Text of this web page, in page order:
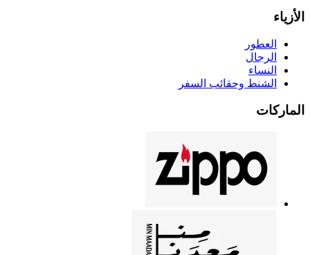
الأزياء
العطور
الرجال
النساء
الشنط وحقائب السفر
الماركات